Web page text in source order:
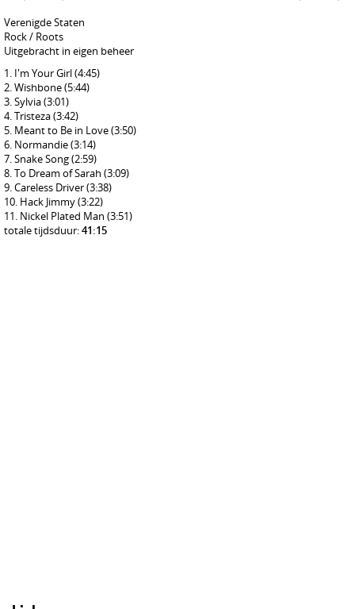
Verenigde Staten
Rock / Roots
Uitgebracht in eigen beheer
I'm Your Girl(4:45)
Wishbone(5:44)
Sylvia(3:01)
Tristeza(3:42)
Meant to Be in Love(3:50)
Normandie(3:14)
Snake Song(2:59)
To Dream of Sarah (3:09)
Careless Driver(3:38)
Hack Jimmy(3:22)
Nickel Plated Man (3:51)
totale tijdsduur:41:15